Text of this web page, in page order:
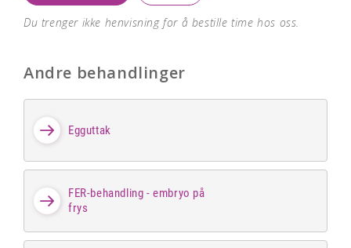
Du trenger ikke henvisning for å bestille time hos oss.
Andre behandlinger
Egguttak
FER-behandling - embryo på
frys